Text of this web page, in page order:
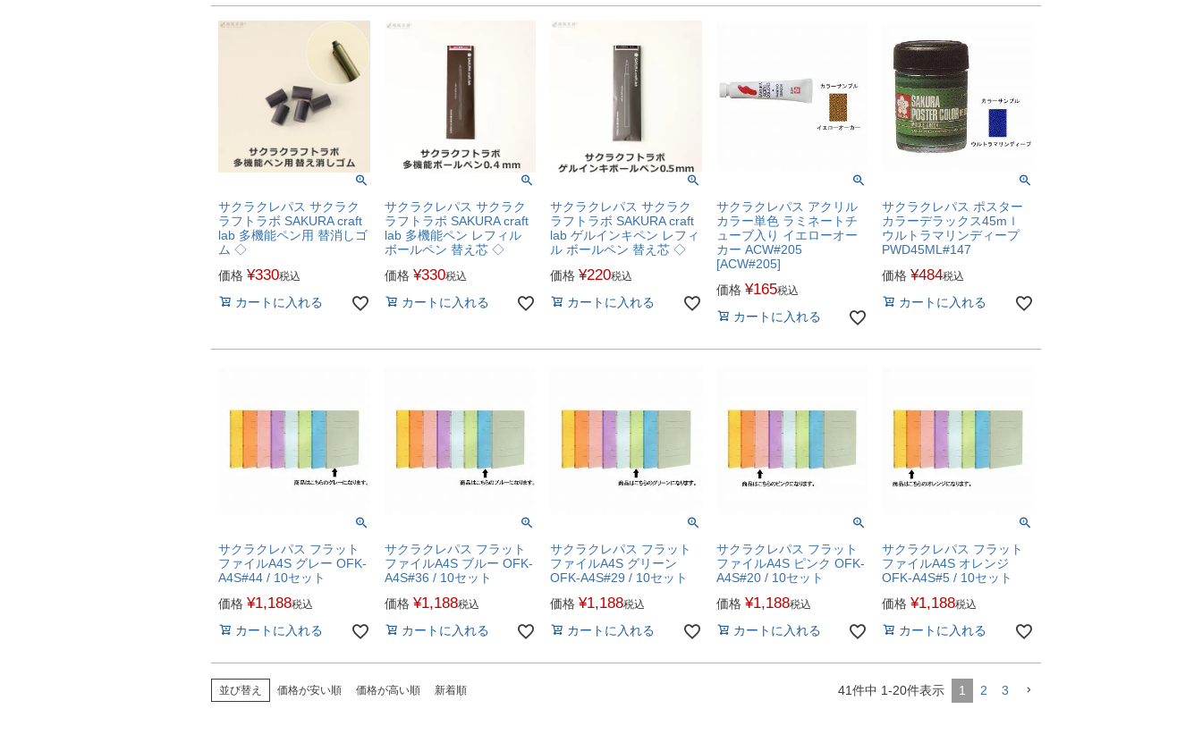
サクラクレパス サクラク
ラフトラボ SAKURA craft
lab 多機能ペン用 替消しゴ
ム ◇
価格 ¥330税込
カートに入れる
サクラクレパス サクラク
ラフトラボ SAKURA craft
lab 多機能ペン レフィル
ボールペン 替え芯 ◇
価格 ¥330税込
カートに入れる
サクラクレパス サクラク
ラフトラボ SAKURA craft
lab ゲルインキペン レフィ
ル ボールペン 替え芯 ◇
価格 ¥220税込
カートに入れる
サクラクレパス アクリル
カラー単色 ラミネートチ
ューブ入り イエローオー
カー ACW#205
[ACW#205]
価格 ¥165税込
カートに入れる
サクラクレパス ポスター
カラーデラックス45mｌ
ウルトラマリンディープ
PWD45ML#147
価格 ¥484税込
カートに入れる
サクラクレパス フラット
ファイルA4S グレー OFK-
A4S#44 / 10セット
価格 ¥1,188税込
カートに入れる
サクラクレパス フラット
ファイルA4S ブルー OFK-
A4S#36 / 10セット
価格 ¥1,188税込
カートに入れる
サクラクレパス フラット
ファイルA4S グリーン
OFK-A4S#29 / 10セット
価格 ¥1,188税込
カートに入れる
サクラクレパス フラット
ファイルA4S ピンク OFK-
A4S#20 / 10セット
価格 ¥1,188税込
カートに入れる
サクラクレパス フラット
ファイルA4S オレンジ
OFK-A4S#5 / 10セット
価格 ¥1,188税込
カートに入れる
並び替え 価格が安い順 価格が高い順 新着順 41件中 1-20件表示 1 2 3